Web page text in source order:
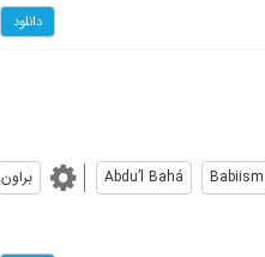
دانلود
Babiism
Abdu’l Bahá براون